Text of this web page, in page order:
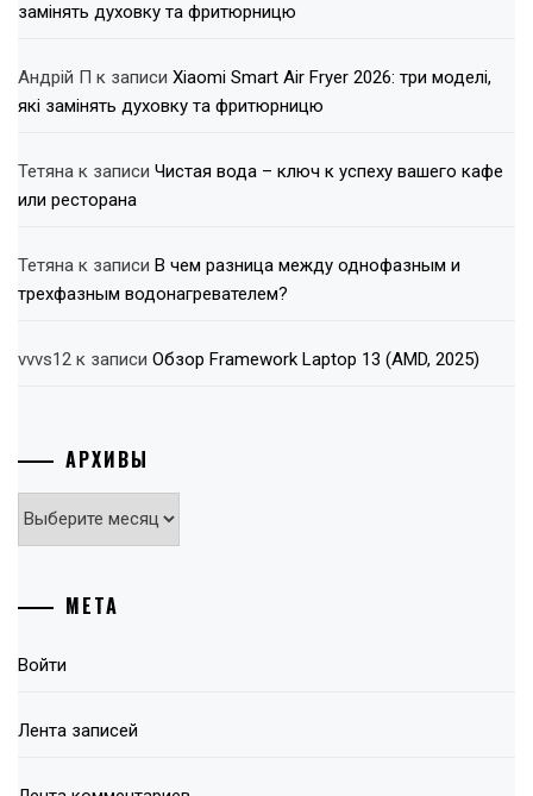
замінять духовку та фритюрницю
Андрій П к записи Xiaomi Smart Air Fryer 2026: три моделі,
які замінять духовку та фритюрницю
Тетяна к записи Чистая вода – ключ к успеху вашего кафе
или ресторана
Тетяна к записи В чем разница между однофазным и
трехфазным водонагревателем?
vvvs12 к записи Обзор Framework Laptop 13 (AMD, 2025)
АРХИВЫ
Архивы
МЕТА
Войти
Лента записей